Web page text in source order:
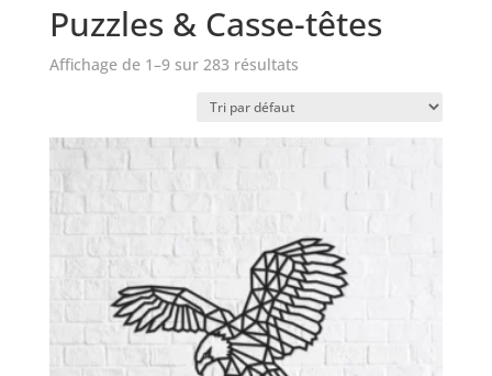
Puzzles & Casse-têtes
Affichage de 1–9 sur 283 résultats